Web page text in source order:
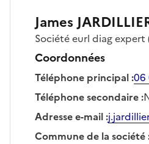
James
Sociétéeurl diag expert
Coordonnées
Téléphone principal:06
Téléphone secondaire:
Adresse e-mail:
Commune de la société